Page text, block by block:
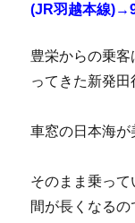
(JR羽越本線
豊栄からの乗
ってきた新発田
車窓の日本海が
そのまま乗っ
間が長くなる